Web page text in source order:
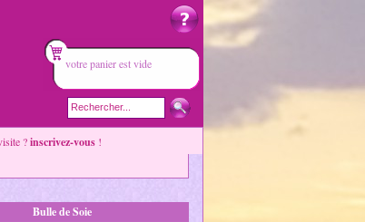
votre panier est vide
?inscrivez-vous !
Bulle de Soie